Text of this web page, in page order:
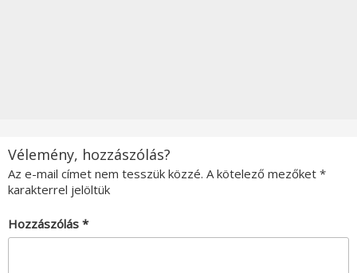
Vélemény, hozzászólás?
Az e-mail címet nem tesszük közzé. A kötelező mezőket *
karakterrel jelöltük
Hozzászólás *